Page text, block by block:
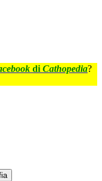
di Cathopedia?